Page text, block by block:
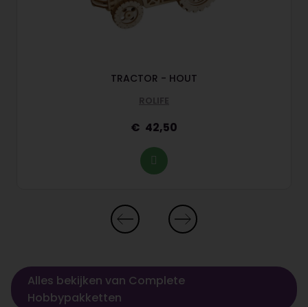
TRACTOR - HOUT
ROLIFE
42,50
Alles bekijken van Complete
Hobbypakketten